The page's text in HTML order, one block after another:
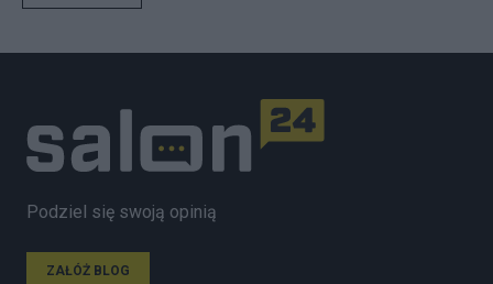
Podziel się swoją opinią
ZAŁÓŻ BLOG